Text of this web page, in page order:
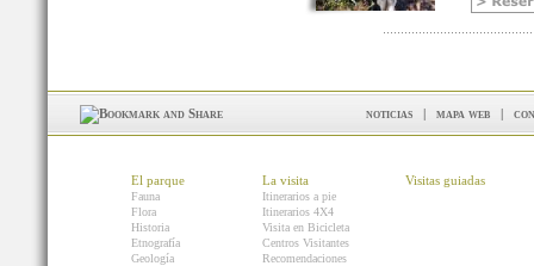
noticias | mapa web |
El parque
Fauna
Flora
Historia
Etnografía
Geología
La visita
Itinerarios a pie
Itinerarios 4X4
Visita en Bicicleta
Centros Visitantes
Recomendaciones
Visitas guiadas